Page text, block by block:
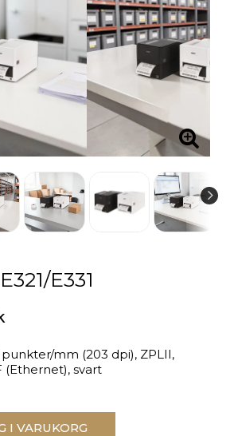
E331
punkter/mm (203 dpi), ZPLII,
(Ethernet), svart
I VARUKORG